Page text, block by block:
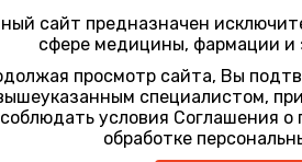
кандидат медицинских наук,
Российского медицинского
артериальной гипертонии,
сотрудник отдела
«Национальный медицинский
исследовательский центр
Минздрава России (Москва)
сайт предназначен
сфере медицины, фармации и
просмотр сайта, Вы
специалистом,
соблюдать условия Соглашения о
обработке